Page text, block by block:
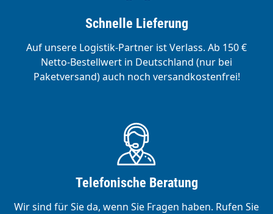
Schnelle Lieferung
Auf unsere Logistik-Partner ist Verlass. Ab 150 €
Netto-Bestellwert in Deutschland (nur bei
Paketversand) auch noch versandkostenfrei!
Telefonische Beratung
Wir sind für Sie da, wenn Sie Fragen haben. Rufen Sie